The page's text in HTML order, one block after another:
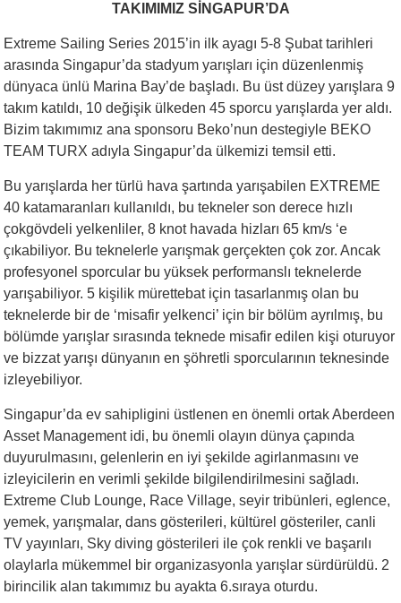
TAKIMIMIZ SİNGAPUR’DA
Extreme Sailing Series 2015’in ilk ayagı 5-8 Şubat tarihleri
arasında Singapur’da stadyum yarışları için düzenlenmiş
dünyaca ünlü Marina Bay’de başladı. Bu üst düzey yarışlara 9
takım katıldı, 10 değişik ülkeden 45 sporcu yarışlarda yer aldı.
Bizim takımımız ana sponsoru Beko’nun destegiyle BEKO
TEAM TURX adıyla Singapur’da ülkemizi temsil etti.
Bu yarışlarda her türlü hava şartında yarışabilen EXTREME
40 katamaranları kullanıldı, bu tekneler son derece hızlı
çokgövdeli yelkenliler, 8 knot havada hizları 65 km/s ‘e
çıkabiliyor. Bu teknelerle yarışmak gerçekten çok zor. Ancak
profesyonel sporcular bu yüksek performanslı teknelerde
yarışabiliyor. 5 kişilik mürettebat için tasarlanmış olan bu
teknelerde bir de ‘misafir yelkenci’ için bir bölüm ayrılmış, bu
bölümde yarışlar sırasında teknede misafir edilen kişi oturuyor
ve bizzat yarışı dünyanın en şöhretli sporcularının teknesinde
izleyebiliyor.
Singapur’da ev sahipligini üstlenen en önemli ortak Aberdeen
Asset Management idi, bu önemli olayın dünya çapında
duyurulmasını, gelenlerin en iyi şekilde agirlanmasını ve
izleyicilerin en verimli şekilde bilgilendirilmesini sağladı.
Extreme Club Lounge, Race Village, seyir tribünleri, eglence,
yemek, yarışmalar, dans gösterileri, kültürel gösteriler, canli
TV yayınları, Sky diving gösterileri ile çok renkli ve başarılı
olaylarla mükemmel bir organizasyonla yarışlar sürdürüldü. 2
birincilik alan takımımız bu ayakta 6.sıraya oturdu.